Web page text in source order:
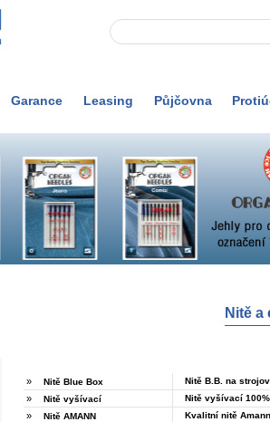
Garance Leasing Půjčovna
Nitě a
» Nitě Blue Box Nitě B.B. na
»
Nitě vyšívací Nitě vyšívací
»
Nitě AMANN Kvalitní nitě